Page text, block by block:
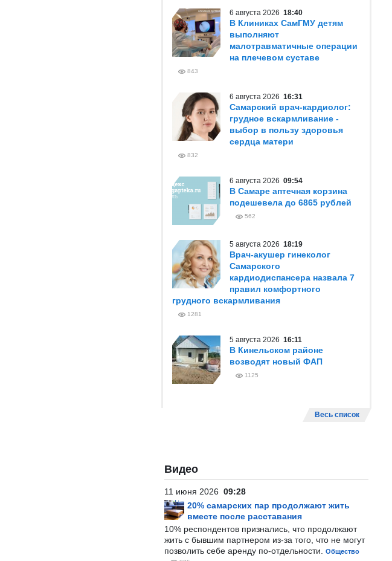
6 августа 2026 18:40
В Клиниках СамГМУ детям
выполняют
малотравматичные операции
на плечевом суставе
843
6 августа 2026 16:31
Самарский врач-кардиолог:
грудное вскармливание -
выбор в пользу здоровья
сердца матери
832
6 августа 2026 09:54
В Самаре аптечная корзина
подешевела до 6865 рублей
562
5 августа 2026 18:19
Врач-акушер гинеколог
Самарского
кардиодиспансера назвала 7
правил комфортного
грудного вскармливания
1281
5 августа 2026 16:11
В Кинельском районе
возводят новый ФАП
1125
Весь список
Видео
11 июня 2026 09:28
20% самарских пар продолжают жить
вместе после расставания
10% респондентов признались, что продолжают
жить с бывшим партнером из-за того, что не могут
позволить себе аренду по-отдельности.
Общество